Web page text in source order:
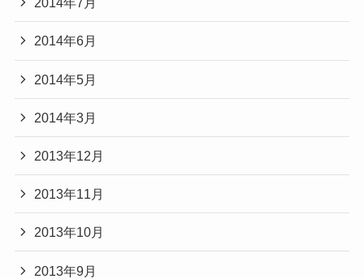
2014年6月
2014年5月
2014年3月
2013年12月
2013年11月
2013年10月
2013年9月